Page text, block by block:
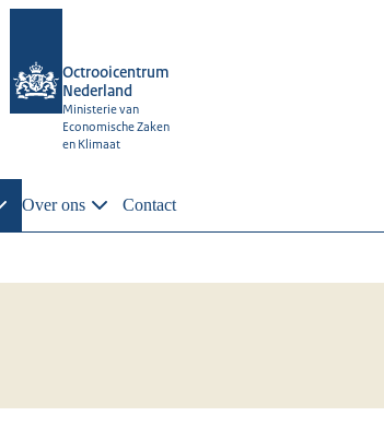
Octrooicentrum
Nederland
Ministerie van
Economische Zaken
en Klimaat
Over ons Contact